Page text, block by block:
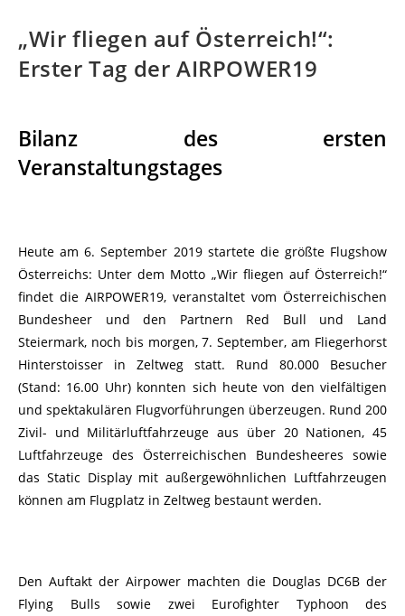
„Wir fliegen auf Österreich!“:
Erster Tag der AIRPOWER19
Bilanz des ersten
Veranstaltungstages
Heute am 6. September 2019 startete die größte Flugshow
Österreichs: Unter dem Motto „Wir fliegen auf Österreich!“
findet die AIRPOWER19, veranstaltet vom Österreichischen
Bundesheer und den Partnern Red Bull und Land
Steiermark, noch bis morgen, 7. September, am Fliegerhorst
Hinterstoisser in Zeltweg statt. Rund 80.000 Besucher
(Stand: 16.00 Uhr) konnten sich heute von den vielfältigen
und spektakulären Flugvorführungen überzeugen. Rund 200
Zivil- und Militärluftfahrzeuge aus über 20 Nationen, 45
Luftfahrzeuge des Österreichischen Bundesheeres sowie
das Static Display mit außergewöhnlichen Luftfahrzeugen
können am Flugplatz in Zeltweg bestaunt werden.
Den Auftakt der Airpower machten die Douglas DC6B der
Flying Bulls sowie zwei Eurofighter Typhoon des